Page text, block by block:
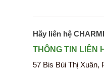
Hãy liên hệ
THÔNG TIN LIÊN
57 Bis Bùi Thị Xuân,